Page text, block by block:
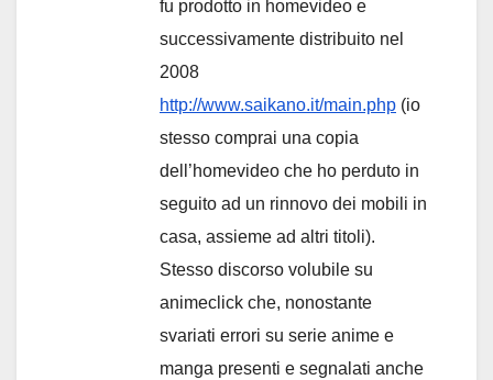
fu prodotto in homevideo e
successivamente distribuito nel
2008
http://www.saikano.it/main.php (io
stesso comprai una copia
dell’homevideo che ho perduto in
seguito ad un rinnovo dei mobili in
casa, assieme ad altri titoli).
Stesso discorso volubile su
animeclick che, nonostante
svariati errori su serie anime e
manga presenti e segnalati anche